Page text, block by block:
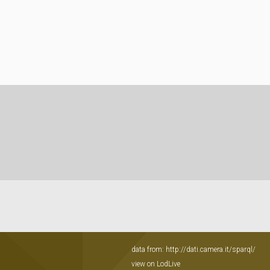
data from: http://dati.camera.it/sparql/
view on LodLive